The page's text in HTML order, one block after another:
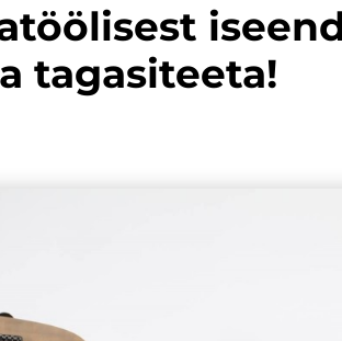
tagasiteeta!